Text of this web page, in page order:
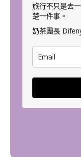
旅行不只是去
楚一件事。
奶茶團長